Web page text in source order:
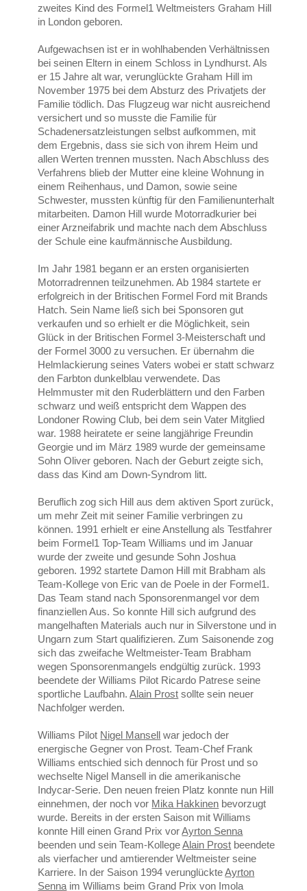
zweites Kind des Formel1 Weltmeisters Graham Hill
in London geboren.
Aufgewachsen ist er in wohlhabenden Verhältnissen
bei seinen Eltern in einem Schloss in Lyndhurst. Als
er 15 Jahre alt war, verunglückte Graham Hill im
November 1975 bei dem Absturz des Privatjets der
Familie tödlich. Das Flugzeug war nicht ausreichend
versichert und so musste die Familie für
Schadenersatzleistungen selbst aufkommen, mit
dem Ergebnis, dass sie sich von ihrem Heim und
allen Werten trennen mussten. Nach Abschluss des
Verfahrens blieb der Mutter eine kleine Wohnung in
einem Reihenhaus, und Damon, sowie seine
Schwester, mussten künftig für den Familienunterhalt
mitarbeiten. Damon Hill wurde Motorradkurier bei
einer Arzneifabrik und machte nach dem Abschluss
der Schule eine kaufmännische Ausbildung.
Im Jahr 1981 begann er an ersten organisierten
Motorradrennen teilzunehmen. Ab 1984 startete er
erfolgreich in der Britischen Formel Ford mit Brands
Hatch. Sein Name ließ sich bei Sponsoren gut
verkaufen und so erhielt er die Möglichkeit, sein
Glück in der Britischen Formel 3-Meisterschaft und
der Formel 3000 zu versuchen. Er übernahm die
Helmlackierung seines Vaters wobei er statt schwarz
den Farbton dunkelblau verwendete. Das
Helmmuster mit den Ruderblättern und den Farben
schwarz und weiß entspricht dem Wappen des
Londoner Rowing Club, bei dem sein Vater Mitglied
war. 1988 heiratete er seine langjährige Freundin
Georgie und im März 1989 wurde der gemeinsame
Sohn Oliver geboren. Nach der Geburt zeigte sich,
dass das Kind am Down-Syndrom litt.
Beruflich zog sich Hill aus dem aktiven Sport zurück,
um mehr Zeit mit seiner Familie verbringen zu
können. 1991 erhielt er eine Anstellung als Testfahrer
beim Formel1 Top-Team Williams und im Januar
wurde der zweite und gesunde Sohn Joshua
geboren. 1992 startete Damon Hill mit Brabham als
Team-Kollege von Eric van de Poele in der Formel1.
Das Team stand nach Sponsorenmangel vor dem
finanziellen Aus. So konnte Hill sich aufgrund des
mangelhaften Materials auch nur in Silverstone und in
Ungarn zum Start qualifizieren. Zum Saisonende zog
sich das zweifache Weltmeister-Team Brabham
wegen Sponsorenmangels endgültig zurück. 1993
beendete der Williams Pilot Ricardo Patrese seine
sportliche Laufbahn.Alain Prost sollte sein neuer
Nachfolger werden.
Williams Pilot Nigel Mansell war jedoch der
energische Gegner von Prost. Team-Chef Frank
Williams entschied sich dennoch für Prost und so
wechselte Nigel Mansell in die amerikanische
Indycar-Serie. Den neuen freien Platz konnte nun Hill
einnehmen, der noch vor Mika Hakkinen bevorzugt
wurde. Bereits in der ersten Saison mit Williams
konnte Hill einen Grand Prix vorAyrton Senna
beenden und sein Team-KollegeAlain Prost beendete
als vierfacher und amtierender Weltmeister seine
Karriere. In der Saison 1994 verunglückteAyrton
Senna im Williams beim Grand Prix von Imola